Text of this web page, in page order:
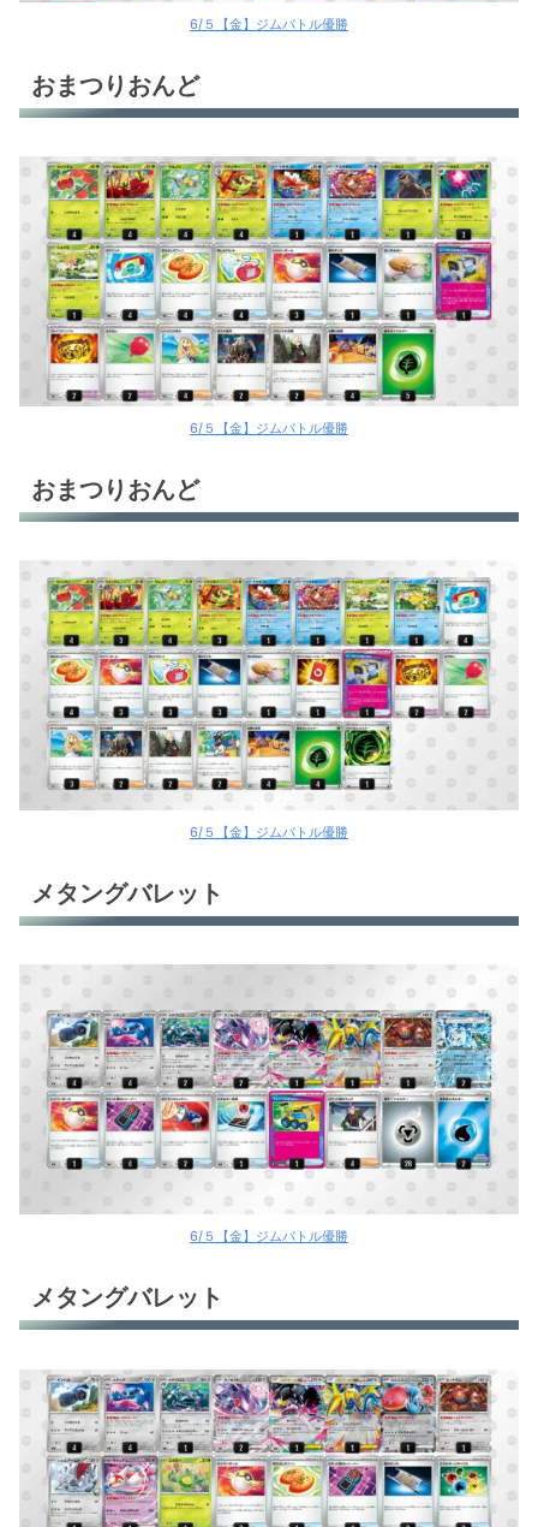
6/５【金】ジムバトル優勝
おまつりおんど
6/５【金】ジムバトル優勝
おまつりおんど
6/５【金】ジムバトル優勝
メタングバレット
6/５【金】ジムバトル優勝
メタングバレット